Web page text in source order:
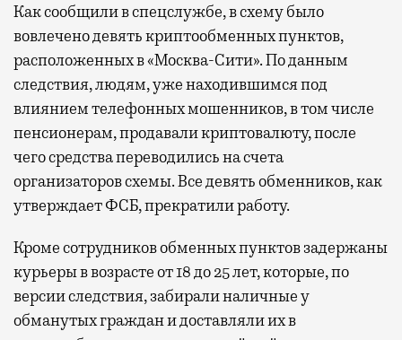
Современный путешественник часто берет
с собой не только чемодан, но и ноутбук.
А ожидание рейса все чаще превращается
не в потерянное время, а в возможность
спокойно закончить дела или спланировать
активности в путешествии, например
забронировать нужные билеты и рестораны.
Бизнес-зал становится местом, где можно
Как сообщили в спецслужбе, в схему было
вовлечено девять криптообменных пунктов,
расположенных в «Москва-Сити». По данным
следствия, людям, уже находившимся под
влиянием телефонных мошенников, в том числе
пенсионерам, продавали криптовалюту, после
чего средства переводились на счета
организаторов схемы. Все девять обменников, как
утверждает ФСБ, прекратили работу.
Кроме сотрудников обменных пунктов задержаны
курьеры в возрасте от 18 до 25 лет, которые, по
версии следствия, забирали наличные у
обманутых граждан и доставляли их в